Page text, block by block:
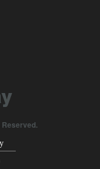
Reserved.